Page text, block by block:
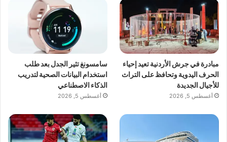
مبادرة في جرش الأردنية تعيد إحياء
الحرف اليدوية وتحافظ على التراث
للأجيال الجديدة
أغسطس 5, 2026
سامسونغ تثير الجدل بعد طلب
استخدام البيانات الصحية لتدريب
الذكاء الاصطناعي
أغسطس 5, 2026